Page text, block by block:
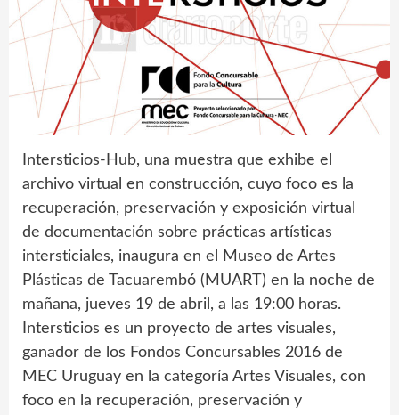
Intersticios-Hub, una muestra que exhibe el
archivo virtual en construcción, cuyo foco es la
recuperación, preservación y exposición virtual
de documentación sobre prácticas artísticas
intersticiales, inaugura en el Museo de Artes
Plásticas de Tacuarembó (MUART) en la noche de
mañana, jueves 19 de abril, a las 19:00 horas.
Intersticios es un proyecto de artes visuales,
ganador de los Fondos Concursables 2016 de
MEC Uruguay en la categoría Artes Visuales, con
foco en la recuperación, preservación y